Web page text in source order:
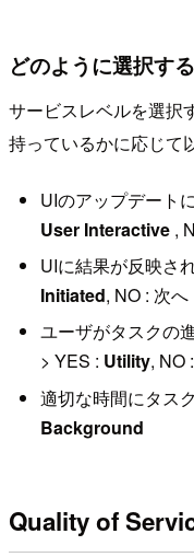
どのように選択す
サービスレベルを選択
持っているかに応じて
UIのアップデート
User Interactive,
UIに結果が反映さ
Initiated, NO : 次へ
ユーザがタスクの
> YES : Utility, NO
適切な時間にタス
Background
Quality of